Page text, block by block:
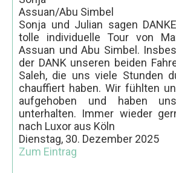
Assuan/Abu Simbel
Sonja und Julian sagen
tolle individuelle Tour von
Assuan und Abu Simbel.
der DANK unseren beiden
Saleh, die uns viele Stunden
chauffiert haben. Wir fühlten
aufgehoben und haben
unterhalten. Immer wieder
nach Luxor aus Köln
Dienstag, 30. Dezember 2025
Zum Eintrag